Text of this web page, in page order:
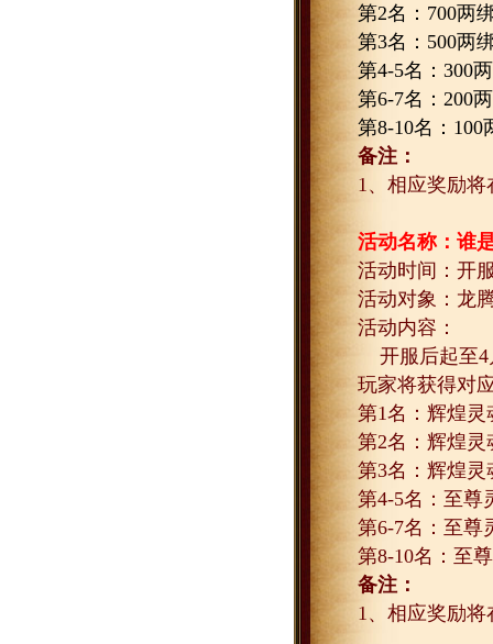
第2名： 700两
第3名： 500两
第4-5名： 300
第6-7名： 200
第8-10名： 100
备注：
1、相应奖励
活动名称：谁
活动时间：开
活动对象：龙
活动内容：
开服后起至4
玩家将获得对
第1名：辉煌灵
第2名：辉煌灵
第3名：辉煌灵
第4-5名：至尊
第6-7名：至尊
第8-10名：至
备注：
1、相应奖励